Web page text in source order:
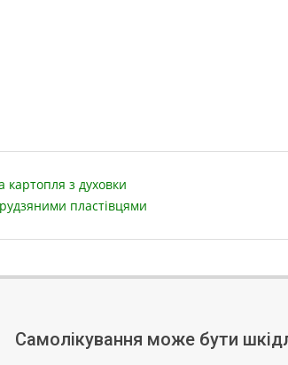
з духовки
пластівцями
Самолікування може бути